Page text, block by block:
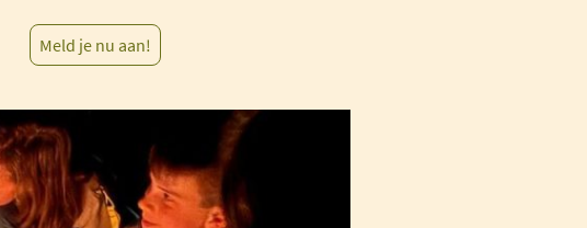
Meld je nu aan!